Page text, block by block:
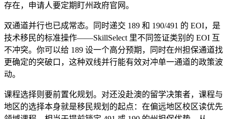
存在，申请人要定期盯州政府官网。
双通道并行也已成常态。同时递交 189 和 190/491 的 EOI，是
技术移民的标准操作——SkillSelect 里不同签证类别的 EOI 互
不冲突。你可以给 189 设一个高分预期，同时在州担保通道找
更确定的突破口，这种双线并行能有效对冲单一通道的政策波
动。
课程选择则要前置化规划。对还没赴澳的留学决策者，课程与
地区的选择本身就是移民规划的起点：在偏远地区校区读优先